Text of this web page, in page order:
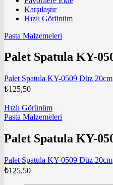
Karşılaştır
Hızlı Görünüm
Pasta Malzemeleri
Palet Spatula KY-
Palet Spatula KY-0509 Düz 20cm
₺125,50
Hızlı Görünüm
Pasta Malzemeleri
Palet Spatula KY-
Palet Spatula KY-0509 Düz 20cm
₺125,50